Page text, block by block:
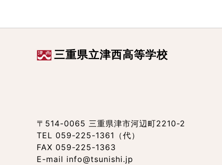
三重県立津西高等学校
〒514-0065 三重県津市河辺町2210-2
TEL 059-225-1361（代）
FAX 059-225-1363
E-mail info@tsunishi.jp